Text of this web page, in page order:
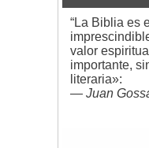
“La Biblia es
valor
importante,
literaria»:
— Juan